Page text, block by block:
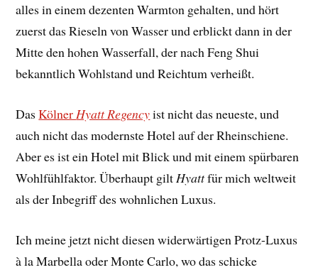
alles in einem dezenten Warmton gehalten, und hört
zuerst das Rieseln von Wasser und erblickt dann in der
Mitte den hohen Wasserfall, der nach Feng Shui
bekanntlich Wohlstand und Reichtum verheißt.
DasKölnerHyatt Regencyist nicht das neueste, und
auch nicht das modernste Hotel auf der Rheinschiene.
Aber es ist ein Hotel mit Blick und mit einem spürbaren
Wohlfühlfaktor. Überhaupt giltHyattfür mich weltweit
als der Inbegriff des wohnlichen Luxus.
Ich meine jetzt nicht diesen widerwärtigen Protz-Luxus
à la Marbella oder Monte Carlo, wo das schicke